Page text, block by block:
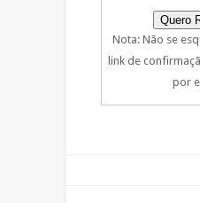
Nota: Não se
link de
por